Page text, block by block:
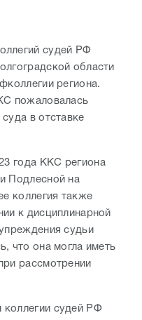
судей РФ
области
региона.
пожаловалась
в отставке
года ККС региона
Подлесной на
коллегия также
к дисциплинарной
судьи
что она могла иметь
рассмотрении
судей РФ